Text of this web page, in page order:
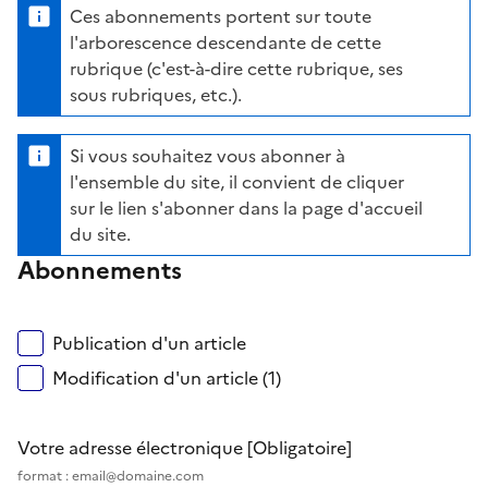
Ces abonnements portent sur toute
l'arborescence descendante de cette
rubrique (c'est-à-dire cette rubrique, ses
sous rubriques, etc.).
Si vous souhaitez vous abonner à
l'ensemble du site, il convient de cliquer
sur le lien s'abonner dans la page d'accueil
du site.
Abonnements
Publication d'un article
Modification d'un article (1)
Votre adresse électronique [Obligatoire]
format : email@domaine.com